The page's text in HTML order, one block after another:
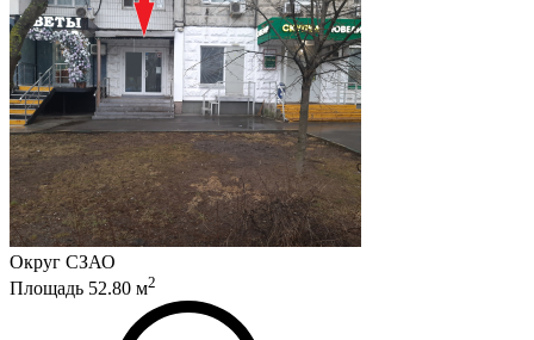
Округ СЗАО
Площадь 52.80 м2